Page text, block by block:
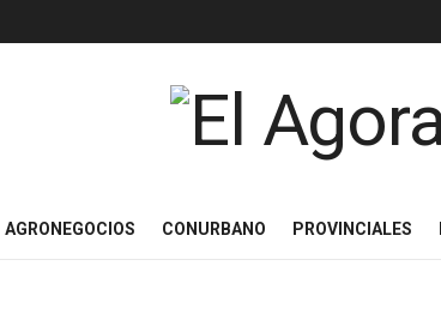
AGRONEGOCIOS CONURBANO PROVINCIALES